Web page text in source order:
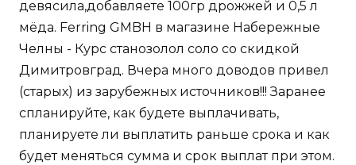
девясила,добавляете 100гр дрожжей и 0,5 л
мёда. Ferring GMBH в магазине Набережные
Челны - Курс станозолол соло со скидкой
Димитровград. Вчера много доводов привел
(старых) из зарубежных источников!!! Заранее
спланируйте, как будете выплачивать,
планируете ли выплатить раньше срока и как
будет меняться сумма и срок выплат при этом.